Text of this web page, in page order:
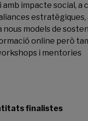
amb impacte social, a
nous models de
online però
i mentories
finalistes